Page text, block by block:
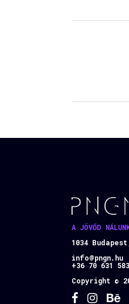
A JÖVŐD
1034
info@pngn.hu
+36 70 631
Copyright ©